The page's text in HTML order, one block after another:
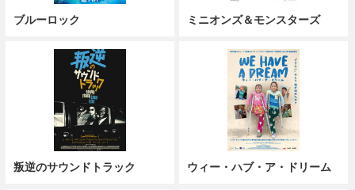
ブルーロック ミニオンズ＆モンスターズ
叛逆のサウンドトラック ウィー・ハブ・ア・ドリーム